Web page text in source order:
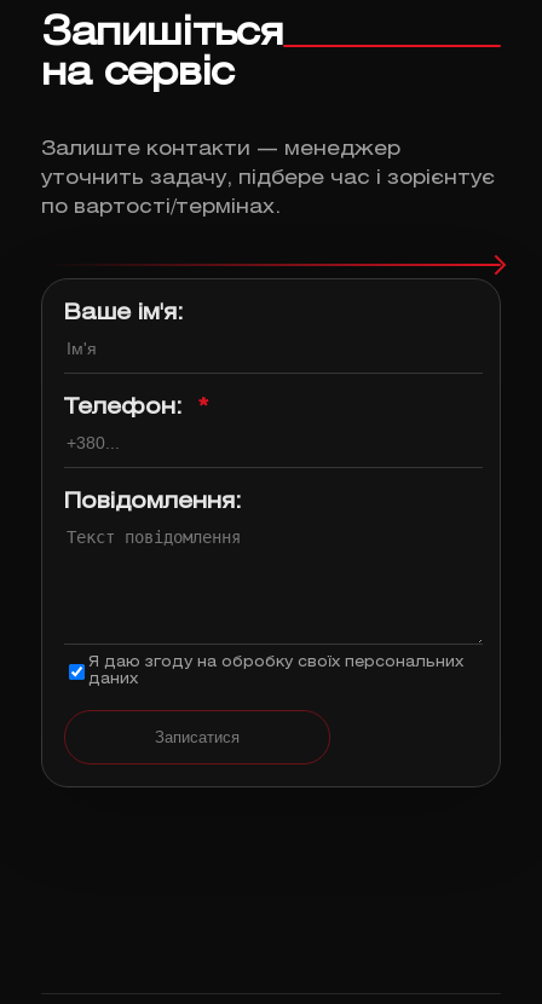
Запишіться
на сервіс
Залиште контакти — менеджер
уточнить задачу, підбере час і зорієнтує
по вартості/термінах.
Ваше ім'я:
Телефон: *
Повідомлення:
Я даю згоду на обробку своїх персональних
даних
Записатися